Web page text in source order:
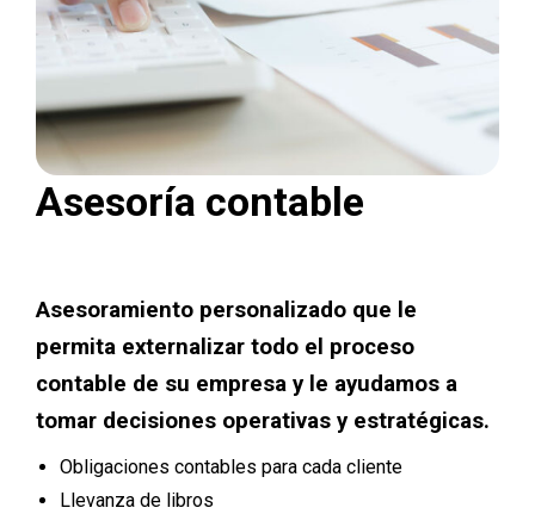
Asesoría contable
Asesoramiento personalizado que le
permita externalizar todo el proceso
contable de su empresa y le ayudamos a
tomar decisiones operativas y estratégicas.
Obligaciones contables para cada cliente
Llevanza de libros